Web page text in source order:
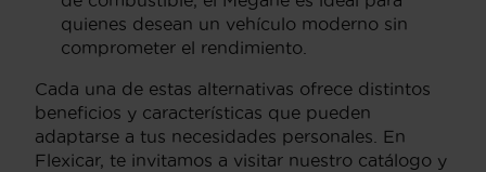
quienes desean un vehículo moderno sin
comprometer el rendimiento.
Cada una de estas alternativas ofrece distintos
beneficios y características que pueden
adaptarse a tus necesidades personales. En
Flexicar, te invitamos a visitar nuestro catálogo y